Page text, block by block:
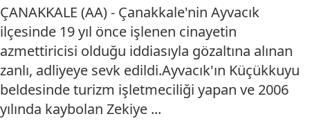
ÇANAKKALE (AA) - Çanakkale'nin Ayvacık
ilçesinde 19 yıl önce işlenen cinayetin
azmettiricisi olduğu iddiasıyla gözaltına alınan
zanlı, adliyeye sevk edildi.Ayvacık'ın Küçükkuyu
beldesinde turizm işletmeciliği yapan ve 2006
yılında kaybolan Zekiye ...